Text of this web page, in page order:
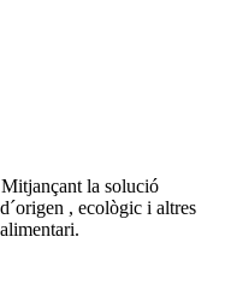
la solució
, ecològic i altres